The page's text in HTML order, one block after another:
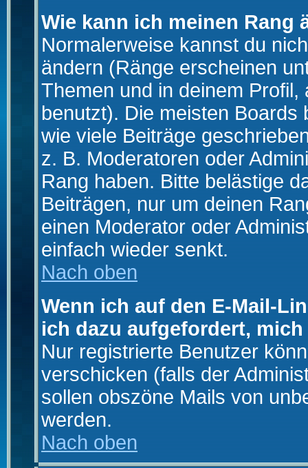
Wie kann ich meinen Rang
Normalerweise kannst du
ändern (Ränge erscheinen
Themen und in deinem
benutzt). Die meisten
wie viele Beiträge
z. B. Moderatoren oder
Rang haben. Bitte belästige
Beiträgen, nur um deinen
einen Moderator oder
einfach wieder senkt.
Nach oben
Wenn ich auf den E-Mail-
ich dazu aufgefordert,
Nur registrierte Benutzer
verschicken (falls der
sollen obszöne Mails von
werden.
Nach oben